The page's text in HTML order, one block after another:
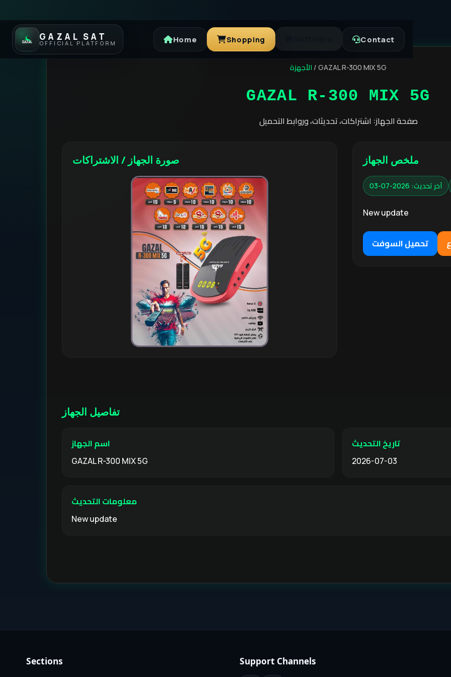
GAZAL SAT
OFFICIAL PLATFORM Home Shopping Contact
الأجهزة / GAZAL R-300 MIX 5G
GAZAL R-300 MIX 5G
صفحة الجهاز: اشتراكات، تحديثات، وروابط التحميل
صورة الجهاز / الاشتراكات ملخص الجهاز
آخر تحديث: 2026-07-03
New update
تحميل السوفت
تفاصيل الجهاز
اسم الجهاز
GAZAL R-300 MIX 5G
تاريخ التحديث
2026-07-03
معلومات التحديث
New update
Sections Support Channels